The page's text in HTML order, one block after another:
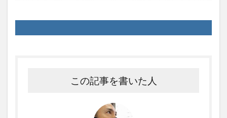
この記事を書いた人